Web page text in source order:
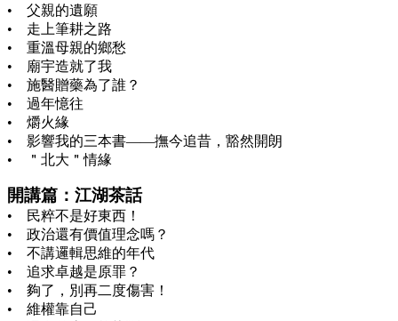
• 父親的遺願
• 走上筆耕之路
• 重溫母親的鄉愁
• 廟宇造就了我
• 施醫贈藥為了誰？
• 過年憶往
• 爝火緣
• 影響我的三本書——撫今追昔，豁然開朗
• ＂北大＂情緣
開講篇：江湖茶話
• 民粹不是好東西！
• 政治還有價值理念嗎？
• 不講邏輯思維的年代
• 追求卓越是原罪？
• 夠了，別再二度傷害！
• 維權靠自己